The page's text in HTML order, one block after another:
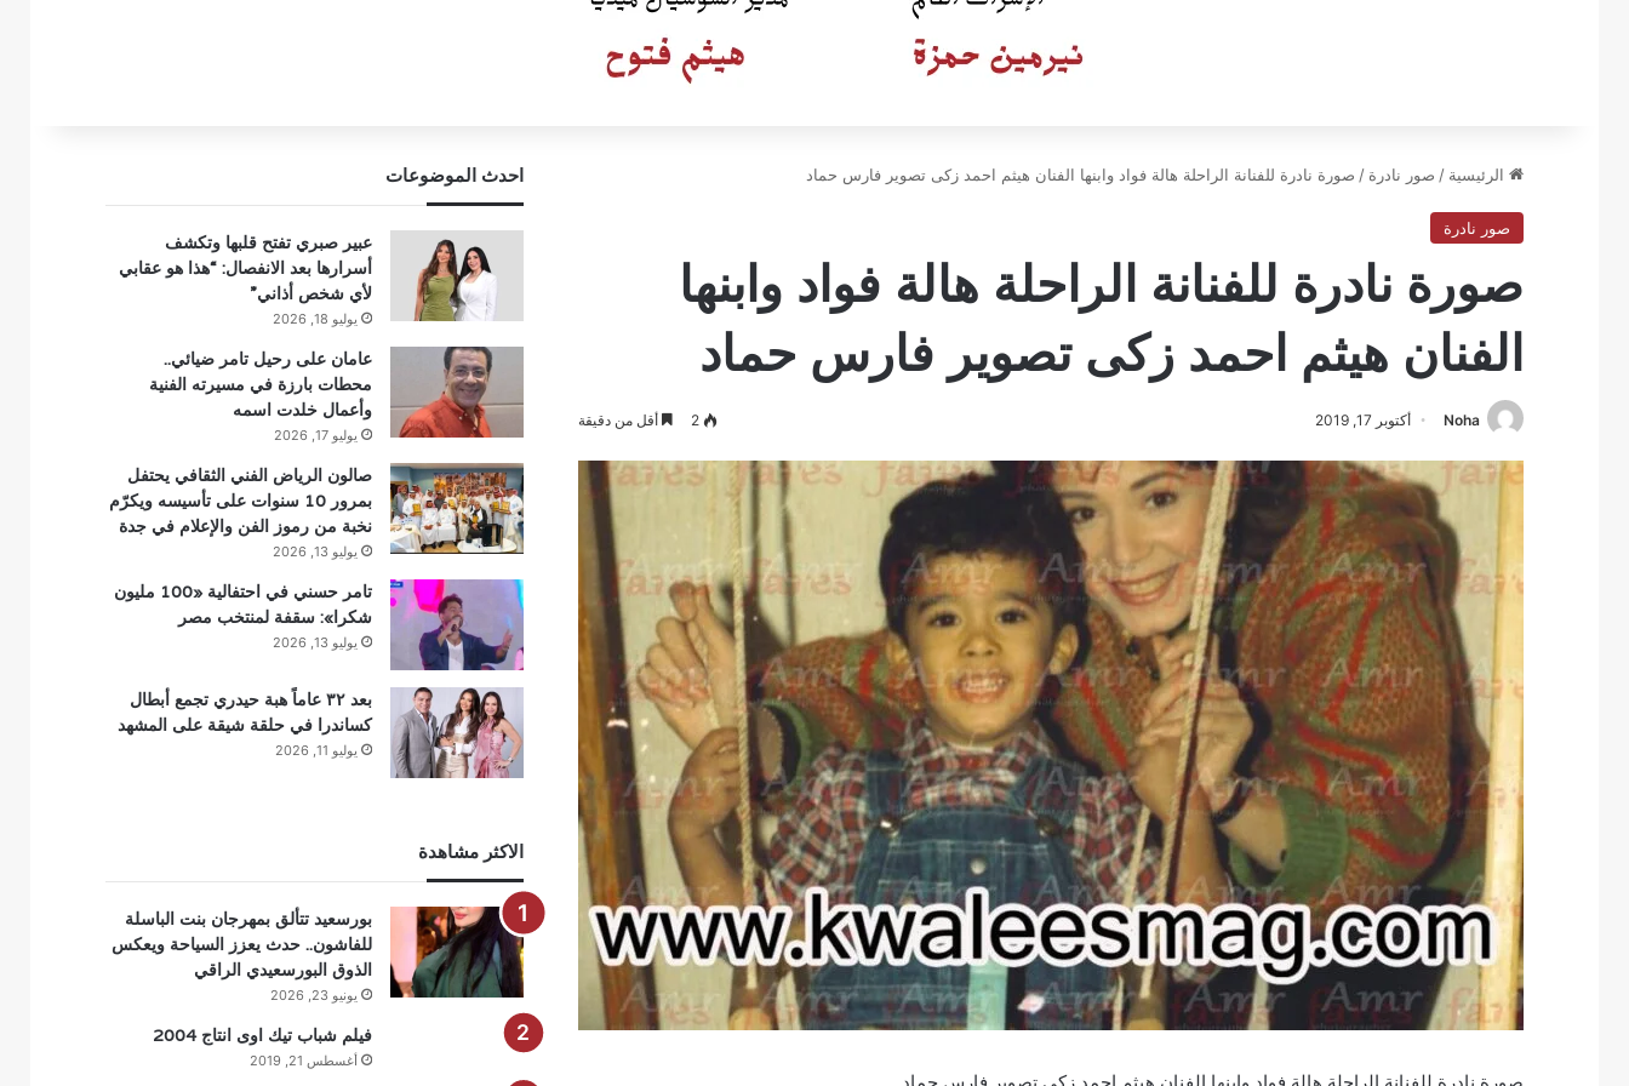
الرئيسية / صور نادرة / صورة نادرة للفنانة الراحلة هالة فواد وابنها الفنان هيثم احمد زكى تصوير فارس حماد
صور نادرة
صورة نادرة للفنانة الراحلة هالة فواد وابنها
الفنان هيثم احمد زكى تصوير فارس حماد
Noha أكتوبر 17, 2019 2 أقل من دقيقة
احدث الموضوعات
عبير صبري تفتح قلبها وتكشف
أسرارها بعد الانفصال: “هذا هو عقابي
لأي شخص أذاني”
يوليو 18, 2026
عامان على رحيل تامر ضيائي..
محطات بارزة في مسيرته الفنية
وأعمال خلدت اسمه
يوليو 17, 2026
صالون الرياض الفني الثقافي يحتفل
بمرور 10 سنوات على تأسيسه ويكرّم
نخبة من رموز الفن والإعلام في جدة
يوليو 13, 2026
تامر حسني في احتفالية «100 مليون
شكرا»: سقفة لمنتخب مصر
يوليو 13, 2026
بعد ٣٢ عاماً هبة حيدري تجمع أبطال
كساندرا في حلقة شيقة على المشهد
يوليو 11, 2026
الاكثر مشاهدة
بورسعيد تتألق بمهرجان بنت الباسلة
للفاشون.. حدث يعزز السياحة ويعكس
الذوق البورسعيدي الراقي
يونيو 23, 2026
فيلم شباب تيك اوى انتاج 2004
أغسطس 21, 2019